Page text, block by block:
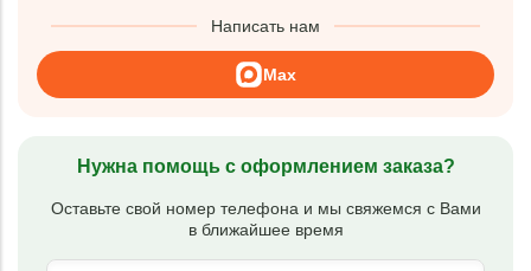
Написать нам
Max
Нужна помощь с оформлением заказа?
Оставьте свой номер телефона и мы свяжемся с Вами
в ближайшее время